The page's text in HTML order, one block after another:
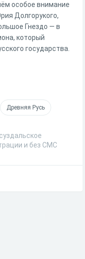
особое внимание
Долгорукого,
Гнездо — в
который
государства.
Древняя Русь
и без СМС